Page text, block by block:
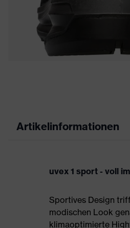
Artikelinformationen
uvex 1 sport - voll
Sportives Design
modischen Look
klimaoptimierte